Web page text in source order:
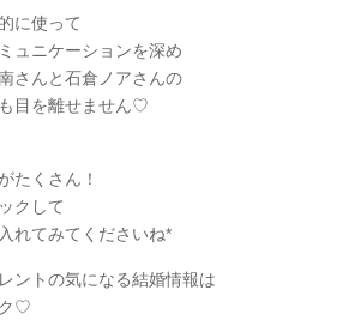
に使って
ュニケーションを深め
さんと石倉ノアさんの
目を離せません♡
たくさん！
クして
れてみてくださいね*
ントの気になる結婚情報は
ク♡